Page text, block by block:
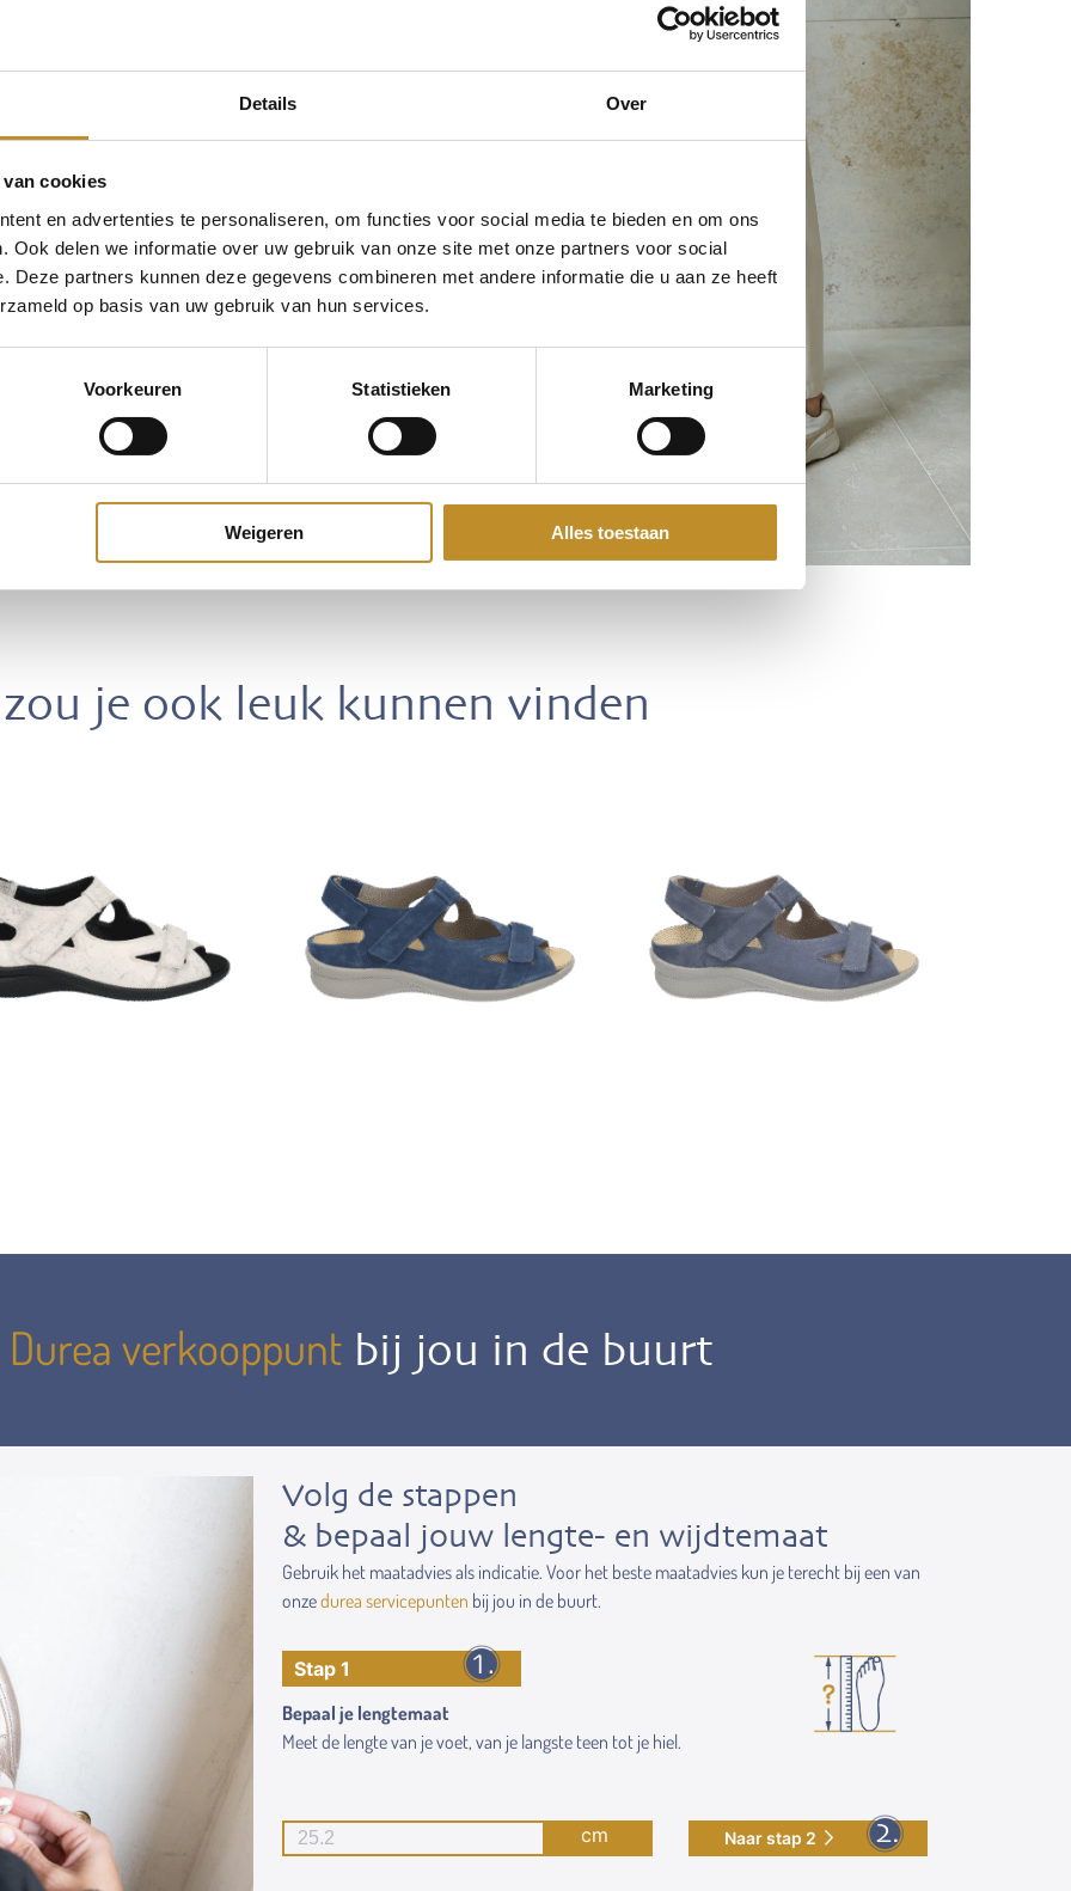
Details Over
cookies
en advertenties te personaliseren, om functies voor social media te bieden en om ons
Ook delen we informatie over uw gebruik van onze site met onze partners voor social
Deze partners kunnen deze gegevens combineren met andere informatie die u aan ze heeft
op basis van uw gebruik van hun services.
Voorkeuren Statistieken Marketing
Weigeren Alles toestaan
je ook leuk kunnen vinden
Durea verkooppunt bij jou in de buurt
Volg de stappen
& bepaal jouw lengte- en wijdtemaat
Gebruik het maatadvies als indicatie. Voor het beste maatadvies kun je terecht bij een van
onzedurea servicepunten bij jou in de buurt.
Stap 1
Bepaal je lengtemaat
Meet de lengte van je voet, van je langste teen tot je hiel.
cm Naar stap 2